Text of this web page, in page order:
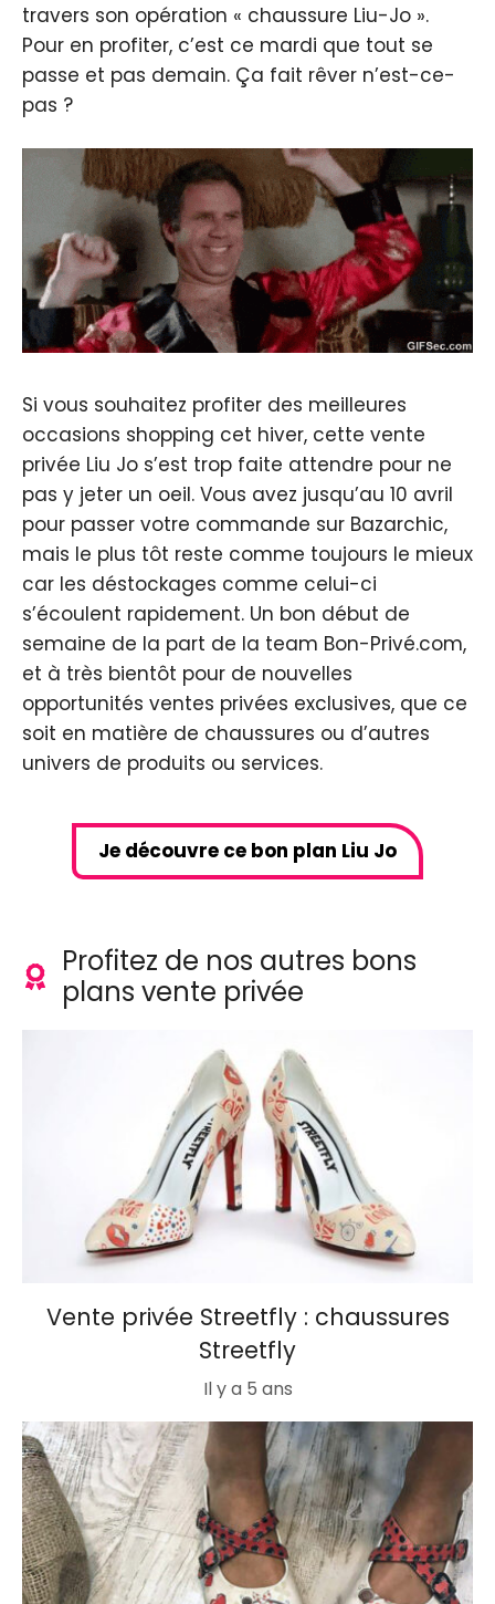
travers son opération « chaussure Liu-Jo ».
Pour en profiter, c’est ce mardi que tout se
passe et pas demain. Ça fait rêver n’est-ce-
pas ?
Si vous souhaitez profiter des meilleures
occasions shopping cet hiver, cette vente
privée Liu Jo s’est trop faite attendre pour ne
pas y jeter un oeil. Vous avez jusqu’au 10 avril
pour passer votre commande sur Bazarchic,
mais le plus tôt reste comme toujours le mieux
car les déstockages comme celui-ci
s’écoulent rapidement. Un bon début de
semaine de la part de la team Bon-Privé.com,
et à très bientôt pour de nouvelles
opportunités ventes privées exclusives, que ce
soit en matière de chaussures ou d’autres
univers de produits ou services.
Je découvre ce bon plan Liu Jo
Profitez de nos autres bons
plans vente privée
Vente privée Streetfly : chaussures
Streetfly
Il y a 5 ans